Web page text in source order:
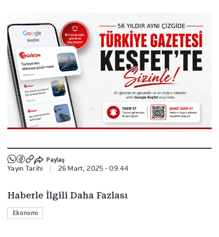
Paylaş
Yayın Tarihi 26 Mart, 2025 - 09:44
Haberle İlgili Daha Fazlası
Ekonomi